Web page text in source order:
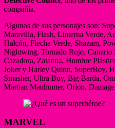
compañía.
Algunos de sus personajes son:
Maravilla, Flash, Linterna Verde,
Halcón, Flecha Verde, Shazam,
Nightwing, Tornado Rojo,
Cazadora, Zatanna, Hombre
Joker y Harley Quinn, SuperBoy,
Smasher, Ultra Boy, Big Barda,
Martian Manhunter, Orion,
MARVEL